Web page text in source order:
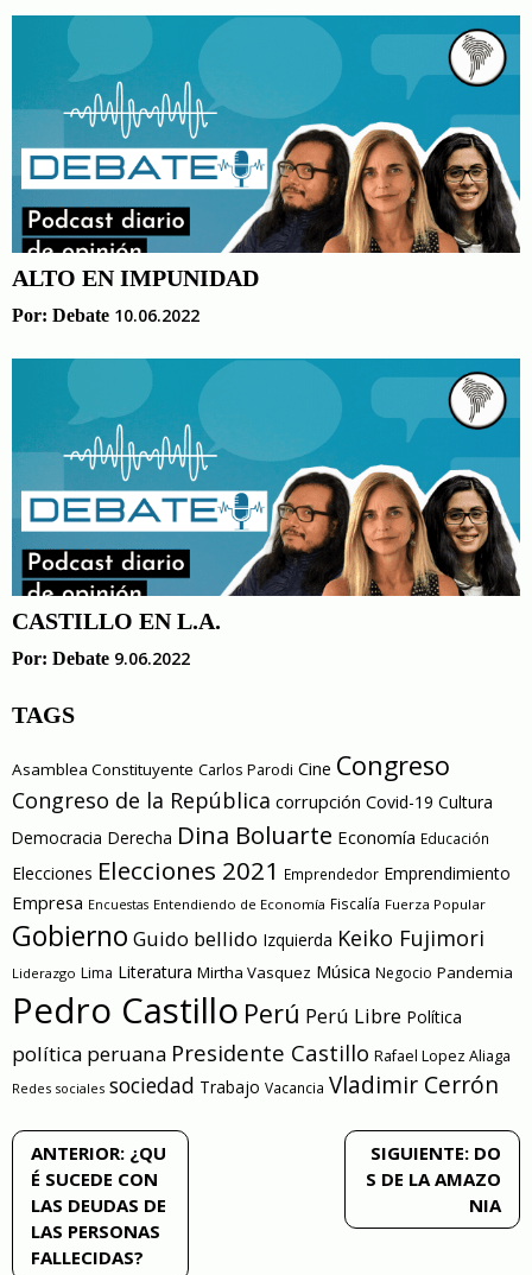
ALTO EN IMPUNIDAD
Por: Debate 10.06.2022
CASTILLO EN L.A.
Por: Debate 9.06.2022
TAGS
Asamblea Constituyente Carlos Parodi Cine Congreso
Congreso de la República corrupción Covid-19 Cultura
Democracia Derecha Dina Boluarte Economía Educación
Elecciones Elecciones 2021 Emprendedor Emprendimiento
Empresa Encuestas Entendiendo de Economía Fiscalía Fuerza Popular
Gobierno Guido bellido Izquierda Keiko Fujimori
Liderazgo Lima Literatura Mirtha Vasquez Música Negocio Pandemia
Pedro Castillo Perú Perú Libre Política
política peruana Presidente Castillo Rafael Lopez Aliaga
Redes sociales sociedad Trabajo Vacancia Vladimir Cerrón
Navegación
de
entradas
ANTERIOR: ¿QU
É SUCEDE CON
LAS DEUDAS DE
LAS PERSONAS
FALLECIDAS?
SIGUIENTE: DO
S DE LA AMAZO
NIA